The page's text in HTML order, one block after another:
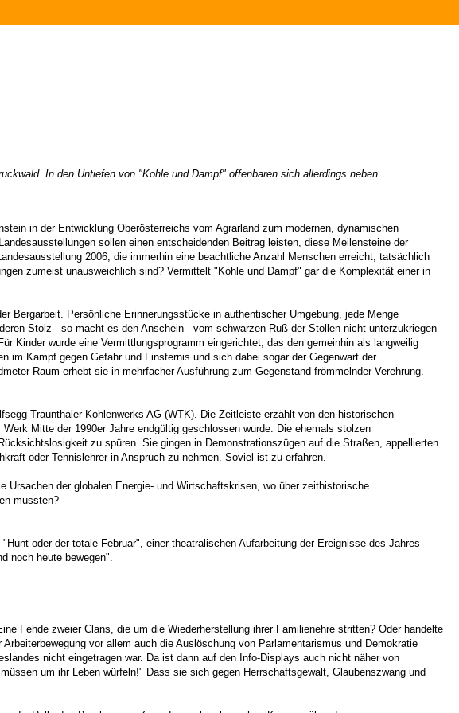
In den Untiefen von "Kohle und Dampf" offenbaren sich allerdings neben
in der Entwicklung Oberösterreichs vom Agrarland zum modernen, dynamischen
sollen einen entscheidenden Beitrag leisten, diese Meilensteine der
2006, die immerhin eine beachtliche Anzahl Menschen erreicht, tatsächlich
zumeist unausweichlich sind? Vermittelt "Kohle und Dampf" gar die Komplexität einer in
Bergarbeit. Persönliche Erinnerungsstücke in authentischer Umgebung, jede Menge
Stolz - so macht es den Anschein - vom schwarzen Ruß der Stollen nicht unterzukriegen
Kinder wurde eine Vermittlungsprogramm eingerichtet, das den gemeinhin als langweilig
im Kampf gegen Gefahr und Finsternis und sich dabei sogar der Gegenwart der
Raum erhebt sie in mehrfacher Ausführung zum Gegenstand frömmelnder Verehrung.
Traunthaler Kohlenwerks AG (WTK). Die Zeitleiste erzählt von den historischen
Mitte der 1990er Jahre endgültig geschlossen wurde. Die ehemals stolzen
zu spüren. Sie gingen in Demonstrationszügen auf die Straßen, appellierten
oder Tennislehrer in Anspruch zu nehmen. Soviel ist zu erfahren.
der globalen Energie- und Wirtschaftskrisen, wo über zeithistorische
mussten?
oder der totale Februar", einer theatralischen Aufarbeitung der Ereignisse des Jahres
noch heute bewegen".
Fehde zweier Clans, die um die Wiederherstellung ihrer Familienehre stritten? Oder handelte
vor allem auch die Auslöschung von Parlamentarismus und Demokratie
nicht eingetragen war. Da ist dann auf den Info-Displays auch nicht näher von
um ihr Leben würfeln!" Dass sie sich gegen Herrschaftsgewalt, Glaubenszwang und